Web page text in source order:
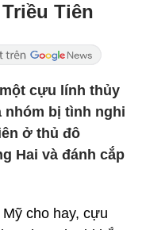
Tiên
cựu lính thủy
nhóm bị tình nghi
ở thủ đô
Hai và đánh cắp
cho hay, cựu